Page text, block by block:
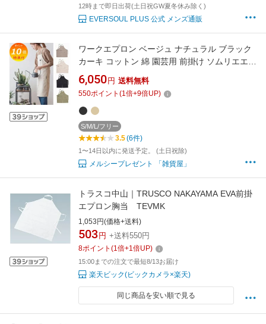
12時まで即日出荷(土日祝GW夏冬休み除く)
EVERSOUL PLUS 公式 メンズ通販
ワークエプロン ベージュ ナチュラル ブラック
カーキ コットン 綿 園芸用 前掛け ソムリエエプ
ロン キャンプ アウトドア ガーデニング キッチ
ン 厨房 男性 女性 ミディアム 丈
6,050 円 送料無料
550ポイント (1倍+9倍UP)
S/M/L/フリー
3.5(6件)
1〜14日以内に発送予定。 (土日祝除)
メルシープレゼント 「雑貨屋」
トラスコ中山｜TRUSCO NAKAYAMA EVA前掛
エプロン胸当 TEVMK
1,053円(価格+送料)
503 円 +送料550円
8ポイント (1倍+1倍UP)
15:00までの注文で最短8/13お届け
楽天ビック(ビックカメラ×楽天)
同じ商品を安い順で見る